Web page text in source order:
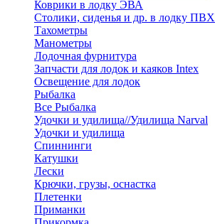
Коврики в лодку ЭВА
Столики, сиденья и др. в лодку ПВХ
Тахометры
Манометры
Лодочная фурнитура
Запчасти для лодок и каяков Intex
Освещение для лодок
Рыбалка
Все Рыбалка
Удочки и удилища//Удилища Narval
Удочки и удилища
Спиннинги
Катушки
Лески
Крючки, грузы, оснастка
Плетенки
Приманки